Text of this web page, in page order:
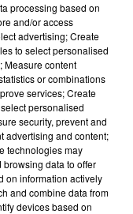
FEMME ET
après avoir
de trois mois
processing based on
and/or access
advertising; Create
to select personalised
Measure content
or combinations
services; Create
personalised
security, prevent and
advertising and content;
technologies may
data to offer
on information actively
and combine data from
devices based on